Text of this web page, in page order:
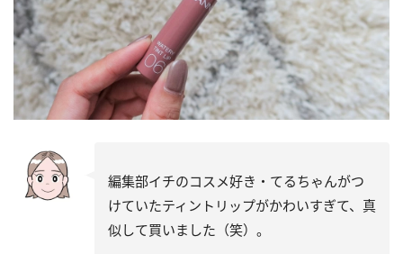
編集部イチのコスメ好き・てるちゃんがつ
けていたティントリップがかわいすぎて、真
似して買いました（笑）。